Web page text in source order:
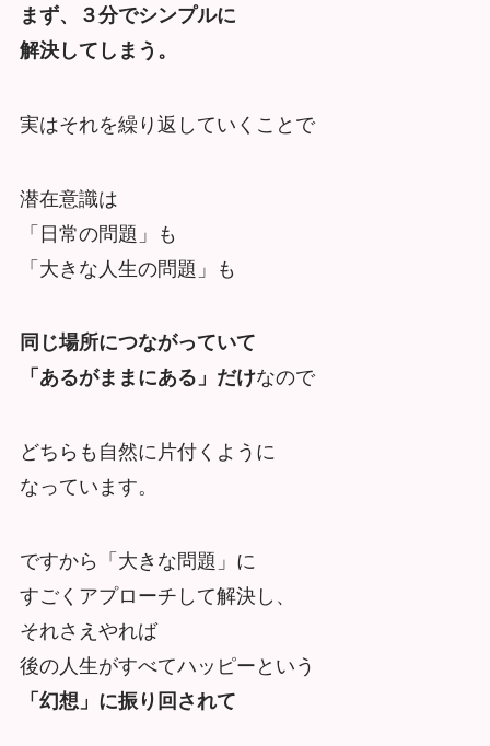
まず、３分でシンプルに
解決してしまう。
実はそれを繰り返していくことで
潜在意識は
「日常の問題」も
「大きな人生の問題」も
同じ場所につながっていて
「あるがままにある」だけなので
どちらも自然に片付くように
なっています。
ですから「大きな問題」に
すごくアプローチして解決し、
それさえやれば
後の人生がすべてハッピーという
「幻想」に振り回されて